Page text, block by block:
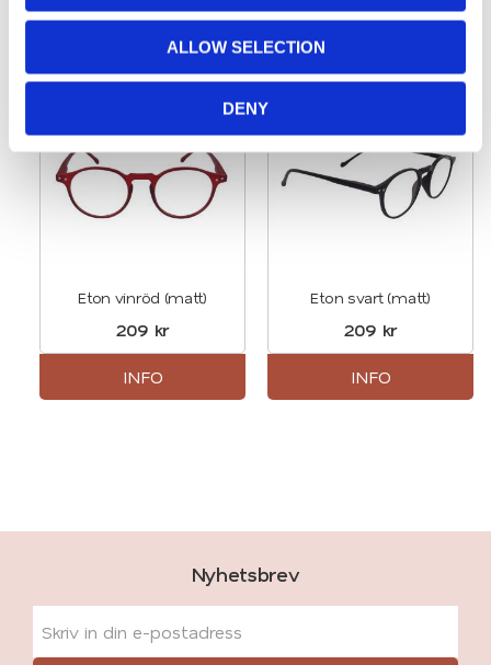
ALLOW SELECTION
DENY
Relaterade produkter
Eton vinröd (matt)
209 kr
Lägg till i favoriter
INFO
Eton svart (matt)
209 kr
INFO
Nyhetsbrev